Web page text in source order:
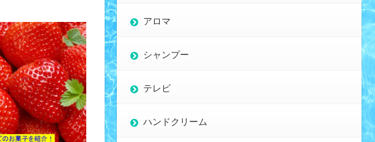
アロマ
シャンプー
テレビ
ハンドクリーム